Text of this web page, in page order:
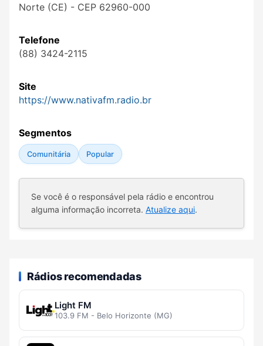
Norte (CE) - CEP 62960-000
Telefone
(88) 3424-2115
Site
https://www.nativafm.radio.br
Segmentos
Comunitária Popular
Se você é o responsável pela rádio e encontrou
alguma informação incorreta. Atualize aqui.
Rádios recomendadas
Light FM
103.9 FM - Belo Horizonte (MG)